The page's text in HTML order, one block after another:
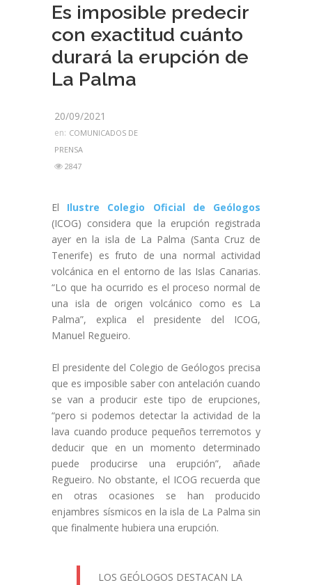
Es imposible predecir
con exactitud cuánto
durará la erupción de
La Palma
20/09/2021
en: COMUNICADOS DE
PRENSA
2847
El Ilustre Colegio Oficial de Geólogos
(ICOG) considera que la erupción registrada
ayer en la isla de La Palma (Santa Cruz de
Tenerife) es fruto de una normal actividad
volcánica en el entorno de las Islas Canarias.
“Lo que ha ocurrido es el proceso normal de
una isla de origen volcánico como es La
Palma”, explica el presidente del ICOG,
Manuel Regueiro.
El presidente del Colegio de Geólogos precisa
que es imposible saber con antelación cuando
se van a producir este tipo de erupciones,
“pero si podemos detectar la actividad de la
lava cuando produce pequeños terremotos y
deducir que en un momento determinado
puede producirse una erupción”, añade
Regueiro. No obstante, el ICOG recuerda que
en otras ocasiones se han producido
enjambres sísmicos en la isla de La Palma sin
que finalmente hubiera una erupción.
LOS GEÓLOGOS DESTACAN LA